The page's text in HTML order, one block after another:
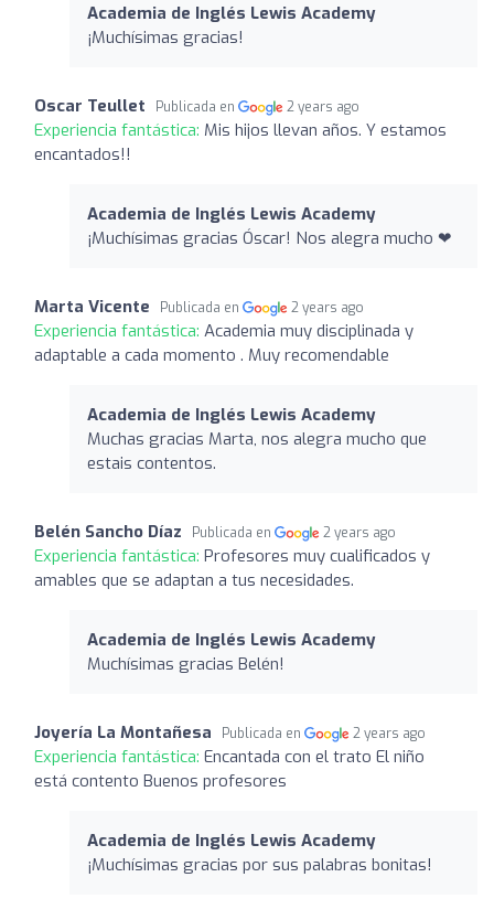
Academia de Inglés Lewis Academy
¡Muchísimas gracias!
Oscar Teullet Publicada en 2 years ago
Experiencia fantástica: Mis hijos llevan años. Y estamos
encantados!!
Academia de Inglés Lewis Academy
¡Muchísimas gracias Óscar! Nos alegra mucho ❤
Marta Vicente Publicada en 2 years ago
Experiencia fantástica: Academia muy disciplinada y
adaptable a cada momento . Muy recomendable
Academia de Inglés Lewis Academy
Muchas gracias Marta, nos alegra mucho que
estais contentos.
Belén Sancho Díaz Publicada en 2 years ago
Experiencia fantástica: Profesores muy cualificados y
amables que se adaptan a tus necesidades.
Academia de Inglés Lewis Academy
Muchísimas gracias Belén!
Joyería La Montañesa Publicada en 2 years ago
Experiencia fantástica: Encantada con el trato El niño
está contento Buenos profesores
Academia de Inglés Lewis Academy
¡Muchísimas gracias por sus palabras bonitas!